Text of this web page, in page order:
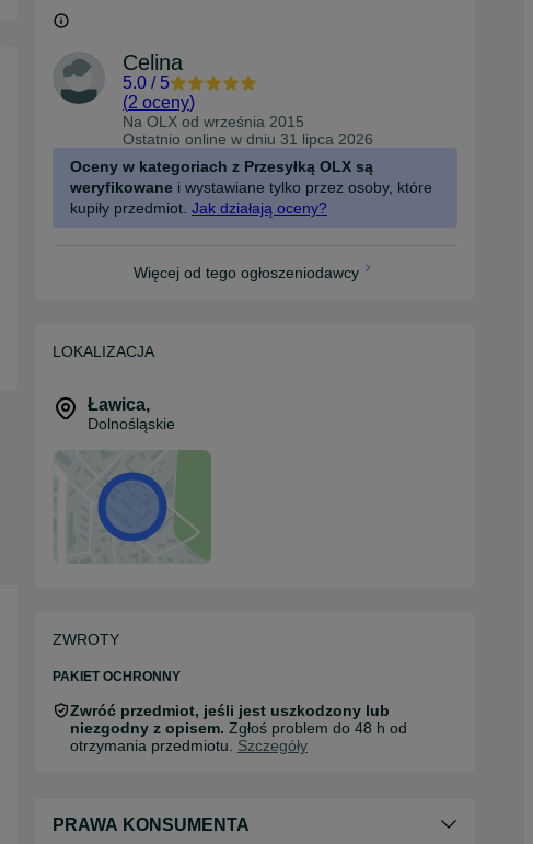
Celina
5.0 / 5
(2 oceny)
Na OLX od września 2015
Ostatnio online w dniu 31 lipca 2026
Oceny w kategoriach z Przesyłką OLX są
weryfikowane i wystawiane tylko przez osoby, które
kupiły przedmiot. Jak działają oceny?
Więcej od tego ogłoszeniodawcy
LOKALIZACJA
Ławica,
Dolnośląskie
ZWROTY
PAKIET OCHRONNY
Zwróć przedmiot, jeśli jest uszkodzony lub
niezgodny z opisem. Zgłoś problem do 48 h od
otrzymania przedmiotu. Szczegóły
PRAWA KONSUMENTA